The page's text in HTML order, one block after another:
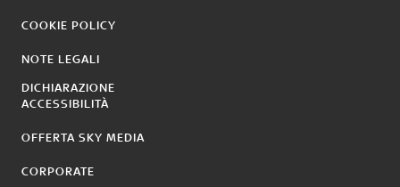
COOKIE POLICY
NOTE LEGALI
DICHIARAZIONE
ACCESSIBILITÀ
OFFERTA SKY MEDIA
CORPORATE